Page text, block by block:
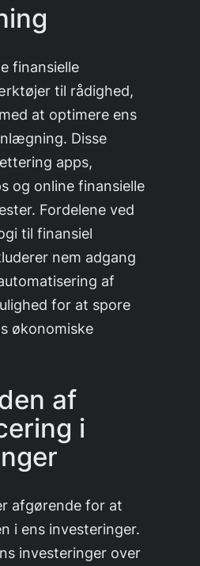
finansielle
til rådighed,
at optimere ens
Disse
apps,
og online finansielle
Fordelene ved
til finansiel
nem adgang
af
for at spore
økonomiske
af
i
afgørende for at
i ens investeringer.
investeringer over